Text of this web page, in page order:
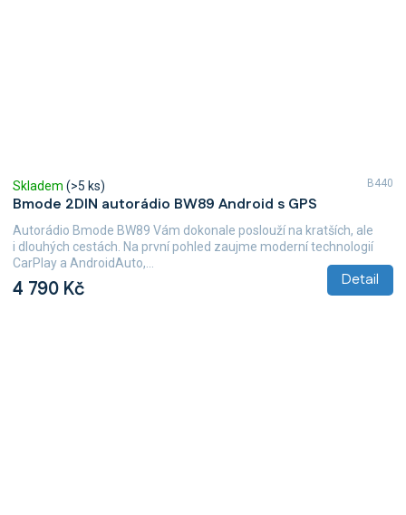
Bmode 2DIN autorádio BW89 Android s GPS
Skladem (>5 ks)
4 790 Kč Detail
Autorádio Bmode BW89 Vám dokonale poslouží na kratších, ale
i dlouhých cestách. Na první pohled zaujme moderní technologií
CarPlay a AndroidAuto,...
B440